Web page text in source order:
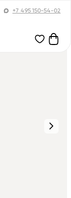
+7 495 150-54-02